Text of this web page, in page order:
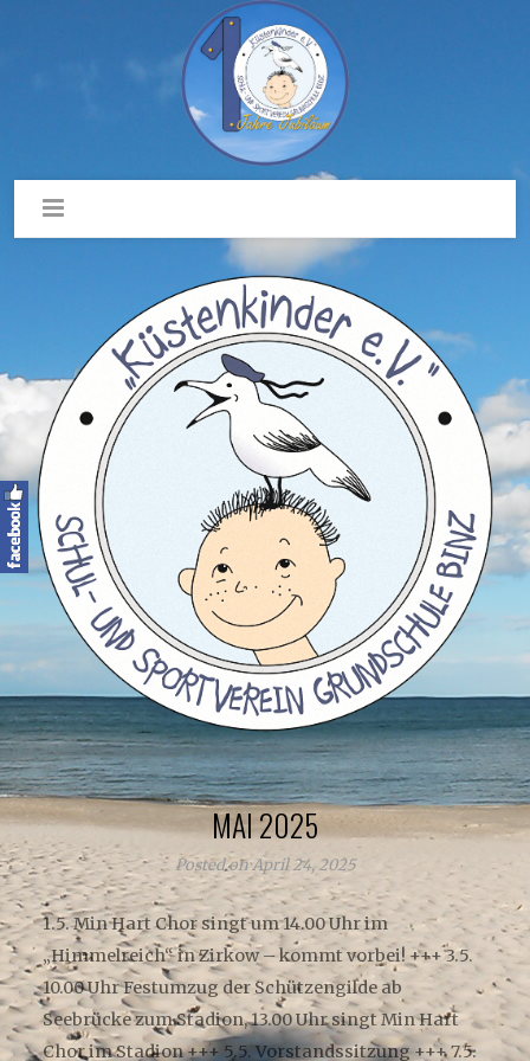
MAI 2025
Posted on April 24, 2025
1.5. Min Hart Chor singt um 14.00 Uhr im
„Himmelreich“ in Zirkow – kommt vorbei! +++ 3.5.
10.00 Uhr Festumzug der Schützengilde ab
Seebrücke zum Stadion, 13.00 Uhr singt Min Hart
Chor im Stadion +++ 5.5. Vorstandssitzung +++ 7.5.